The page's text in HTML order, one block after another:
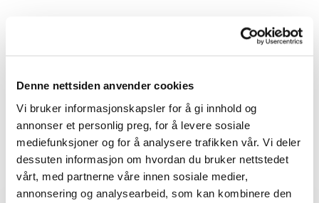
Denne nettsiden anvender cookies
Vi bruker informasjonskapsler for å gi innhold og
annonser et personlig preg, for å levere sosiale
mediefunksjoner og for å analysere trafikken vår. Vi deler
dessuten informasjon om hvordan du bruker nettstedet
vårt, med partnerne våre innen sosiale medier,
annonsering og analysearbeid, som kan kombinere den
Uforpliktende og kompetent
rådgivning for et vellykket
arrangement
Fyll ut kontaktskjemaet – vi tar kontakt med deg
veldig raskt!